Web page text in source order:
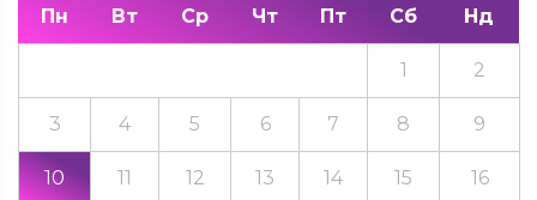
Пн Вт Ср Чт Пт Сб Нд
1 2
3 4 5 6 7 8 9
10 11 12 13 14 15 16